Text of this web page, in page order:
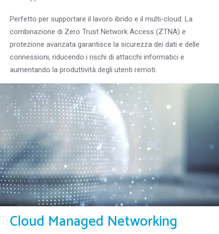
Perfetto per supportare il lavoro ibrido e il multi-cloud. La
combinazione di Zero Trust Network Access (ZTNA) e
protezione avanzata garantisce la sicurezza dei dati e delle
connessioni, riducendo i rischi di attacchi informatici e
aumentando la produttività degli utenti remoti.
Cloud Managed Networking